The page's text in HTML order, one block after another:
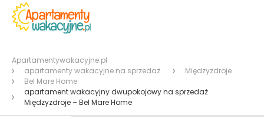
Apartamentywakacyjne.pl
apartamenty wakacyjne na sprzedaż
Międzyzdroje
Bel Mare Home
apartament wakacyjny dwupokojowy na sprzedaż
Międzyzdroje – Bel Mare Home